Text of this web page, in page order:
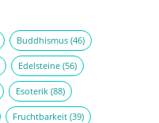
Buddhismus(46)
Edelsteine(56)
Esoterik(88)
Fruchtbarkeit(39)